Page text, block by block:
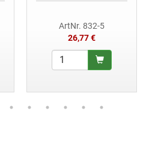
ArtNr. 832-5
26,77 €